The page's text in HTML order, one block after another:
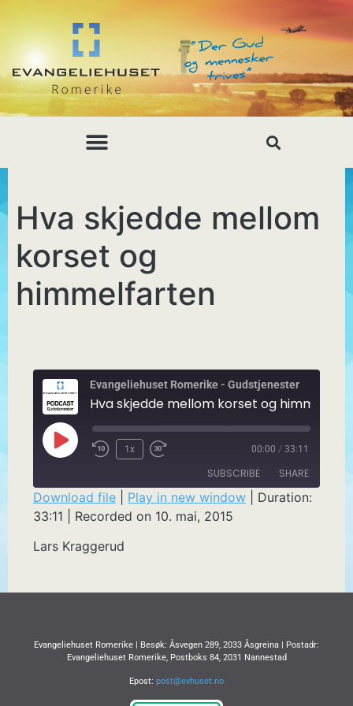
Hva skjedde mellom
korset og
himmelfarten
Evangeliehuset Romerike - Gudstjenester
1x 00:00 / 33:11
SUBSCRIBE SHARE
SHARE
LINK
Download file Play in new window
Duration:
33:11
Recorded on 10. mai, 2015
Lars Kraggerud
Evangeliehuset Romerike | Besøk: Åsvegen 289, 2033 Åsgreina | Postadr:
Evangeliehuset Romerike, Postboks 84, 2031 Nannestad
Epost: post@evhuset.no